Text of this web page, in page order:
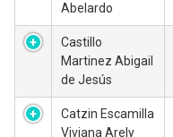
Abelardo
Castillo
Martinez Abigail
de Jesús
Catzin Escamilla
Viviana Arely